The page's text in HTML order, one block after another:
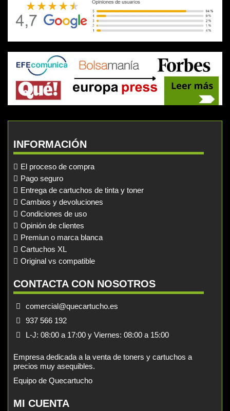
INFORMACIÓN
El proceso de compra
Pago seguro
Entrega de cartuchos de tinta y toner
Cambios y devoluciones
Condiciones de uso
Opinión de clientes
Premiun o marca blanca
Cartuchos XL
Original vs compatible
CONTACTA CON NOSOTROS
comercial@quecartucho.es
937 566 192
L-J: 08:00 a 17:00 y Viernes: 08:00 a 15:00
Empresa dedicada a la venta de toners y cartuchos a
precios muy asequibles.
Equipo de Quecartucho
MI CUENTA